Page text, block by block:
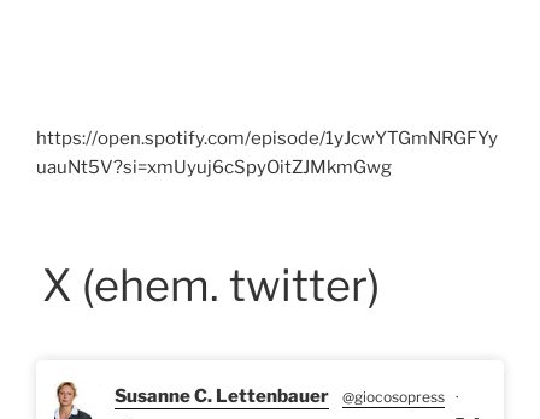
https://open.spotify.com/episode/1yJcwYTGmNRGFYy
uauNt5V?si=xmUyuj6cSpyOitZJMkmGwg
X (ehem. twitter)
Susanne C. Lettenbauer @giocosopress ·